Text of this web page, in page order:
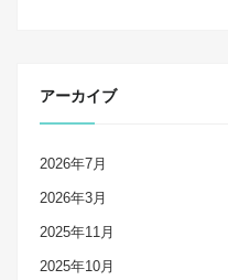
アーカイブ
2026年7月
2026年3月
2025年11月
2025年10月